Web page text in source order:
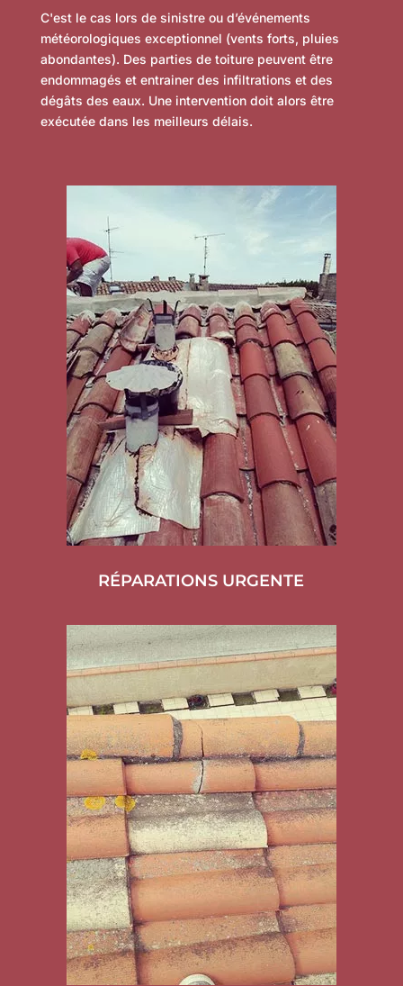
C'est le cas lors de sinistre ou d’événements
météorologiques exceptionnel (vents forts, pluies
abondantes). Des parties de toiture peuvent être
endommagés et entrainer des infiltrations et des
dégâts des eaux. Une intervention doit alors être
exécutée dans les meilleurs délais.
RÉPARATIONS URGENTE